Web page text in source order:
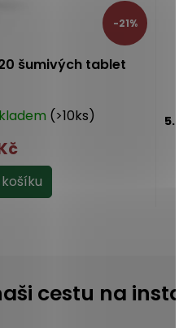
-21%
šumivých tablet
(>10ks)
5.0
cestu na